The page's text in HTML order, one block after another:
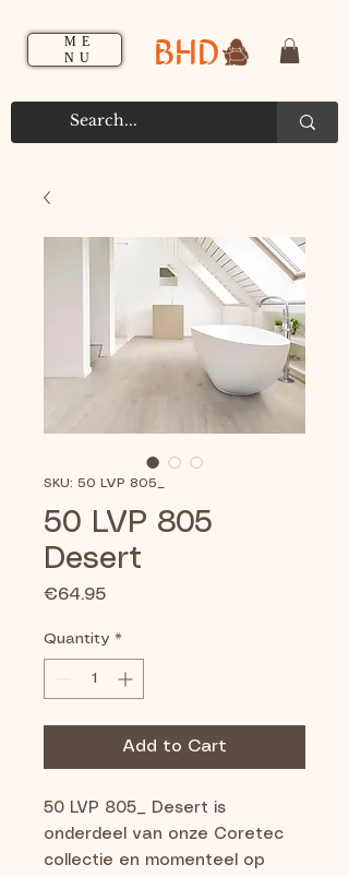
ME
NU
BHD
SKU: 50 LVP 805_
50 LVP 805
Desert
€64.95Price
Quantity *
Add to Cart
50 LVP 805_ Desert is
onderdeel van onze Coretec
collectie en momenteel op